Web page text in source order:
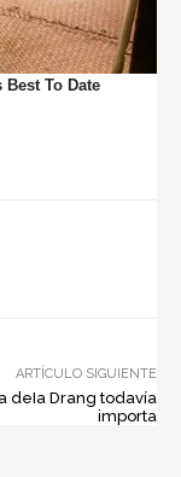
ARTÍCULO SIGUIENTE
deIa Drang todavía
importa